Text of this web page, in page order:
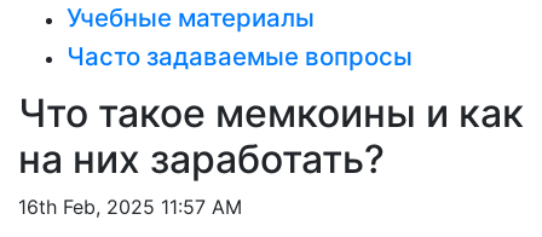
Учебные материалы
Часто задаваемые вопросы
Что такое мемкоины и как
на них заработать?
16th Feb, 2025 11:57 AM